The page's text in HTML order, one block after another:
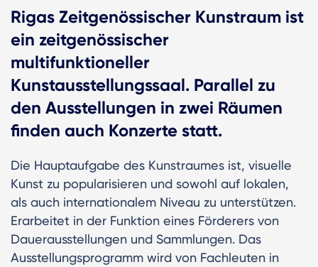
Rigas Zeitgenössischer Kunstraum ist
ein zeitgenössischer
multifunktioneller
Kunstausstellungssaal. Parallel zu
den Ausstellungen in zwei Räumen
finden auch Konzerte statt.
Die Hauptaufgabe des Kunstraumes ist, visuelle
Kunst zu popularisieren und sowohl auf lokalen,
als auch internationalem Niveau zu unterstützen.
Erarbeitet in der Funktion eines Förderers von
Dauerausstellungen und Sammlungen. Das
Ausstellungsprogramm wird von Fachleuten in